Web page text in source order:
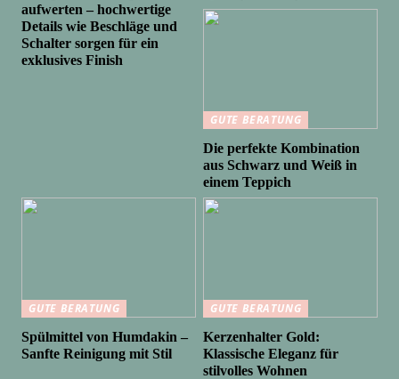
aufwerten – hochwertige
Details wie Beschläge und
Schalter sorgen für ein
exklusives Finish
GUTE BERATUNG
Die perfekte Kombination
aus Schwarz und Weiß in
einem Teppich
GUTE BERATUNG
Spülmittel von Humdakin –
Sanfte Reinigung mit Stil
GUTE BERATUNG
Kerzenhalter Gold:
Klassische Eleganz für
stilvolles Wohnen